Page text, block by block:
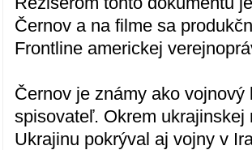
Černov a na filme sa
Frontline americkej
Černov je známy ako
spisovateľ. Okrem
Ukrajinu pokrýval aj vojny v